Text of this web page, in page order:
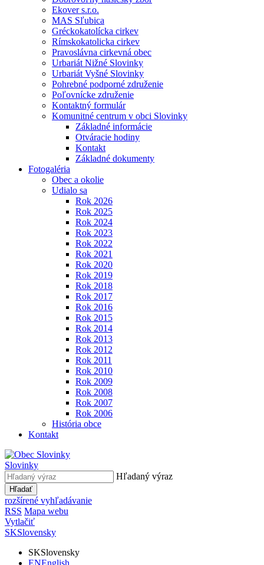
Ekover s.r.o.
MAS Sľubica
Gréckokatolícka cirkev
Rímskokatolicka cirkev
Pravoslávna cirkevná obec
Urbariát Nižné Slovinky
Urbariát Vyšné Slovinky
Pohrebné podporné združenie
Poľovnícke združenie
Kontaktný formulár
Komunitné centrum v obci Slovinky
Základné informácie
Otváracie hodiny
Kontakt
Základné dokumenty
Fotogaléria
Obec a okolie
Udialo sa
Rok 2026
Rok 2025
Rok 2024
Rok 2023
Rok 2022
Rok 2021
Rok 2020
Rok 2019
Rok 2018
Rok 2017
Rok 2016
Rok 2015
Rok 2014
Rok 2013
Rok 2012
Rok 2011
Rok 2010
Rok 2009
Rok 2008
Rok 2007
Rok 2006
História obce
Kontakt
Slovinky
Hľadaný výraz
Hľadať
rozšírené vyhľadávanie
RSS Mapa webu
Vytlačiť
SKSlovensky
SKSlovensky
ENEnglish